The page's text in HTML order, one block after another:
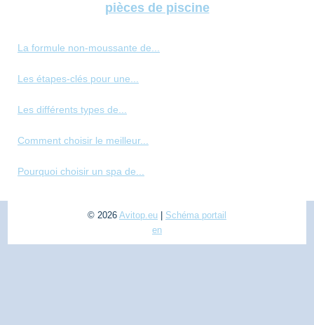
pièces de piscine
La formule non-moussante de...
Les étapes-clés pour une...
Les différents types de...
Comment choisir le meilleur...
Pourquoi choisir un spa de...
© 2026 Avitop.eu
Schéma portail
en